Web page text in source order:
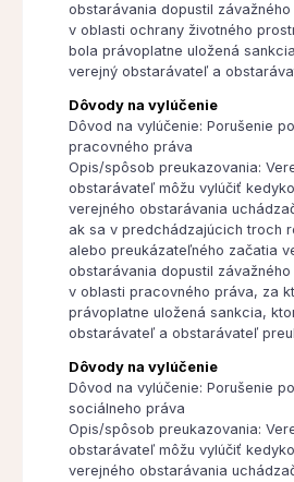
obstarávania dopustil
v oblasti ochrany životného
bola právoplatne uložená
verejný obstarávateľ a
Dôvody na vylúčenie
Dôvod na vylúčenie: Porušenie
pracovného práva
Opis/spôsob preukazovania:
obstarávateľ môžu vylúčiť
verejného obstarávania
ak sa v predchádzajúcich troch
alebo preukázateľného začatia
obstarávania dopustil
v oblasti pracovného práva, za
právoplatne uložená sankcia,
obstarávateľ a obstarávateľ
Dôvody na vylúčenie
Dôvod na vylúčenie: Porušenie
sociálneho práva
Opis/spôsob preukazovania:
obstarávateľ môžu vylúčiť
verejného obstarávania